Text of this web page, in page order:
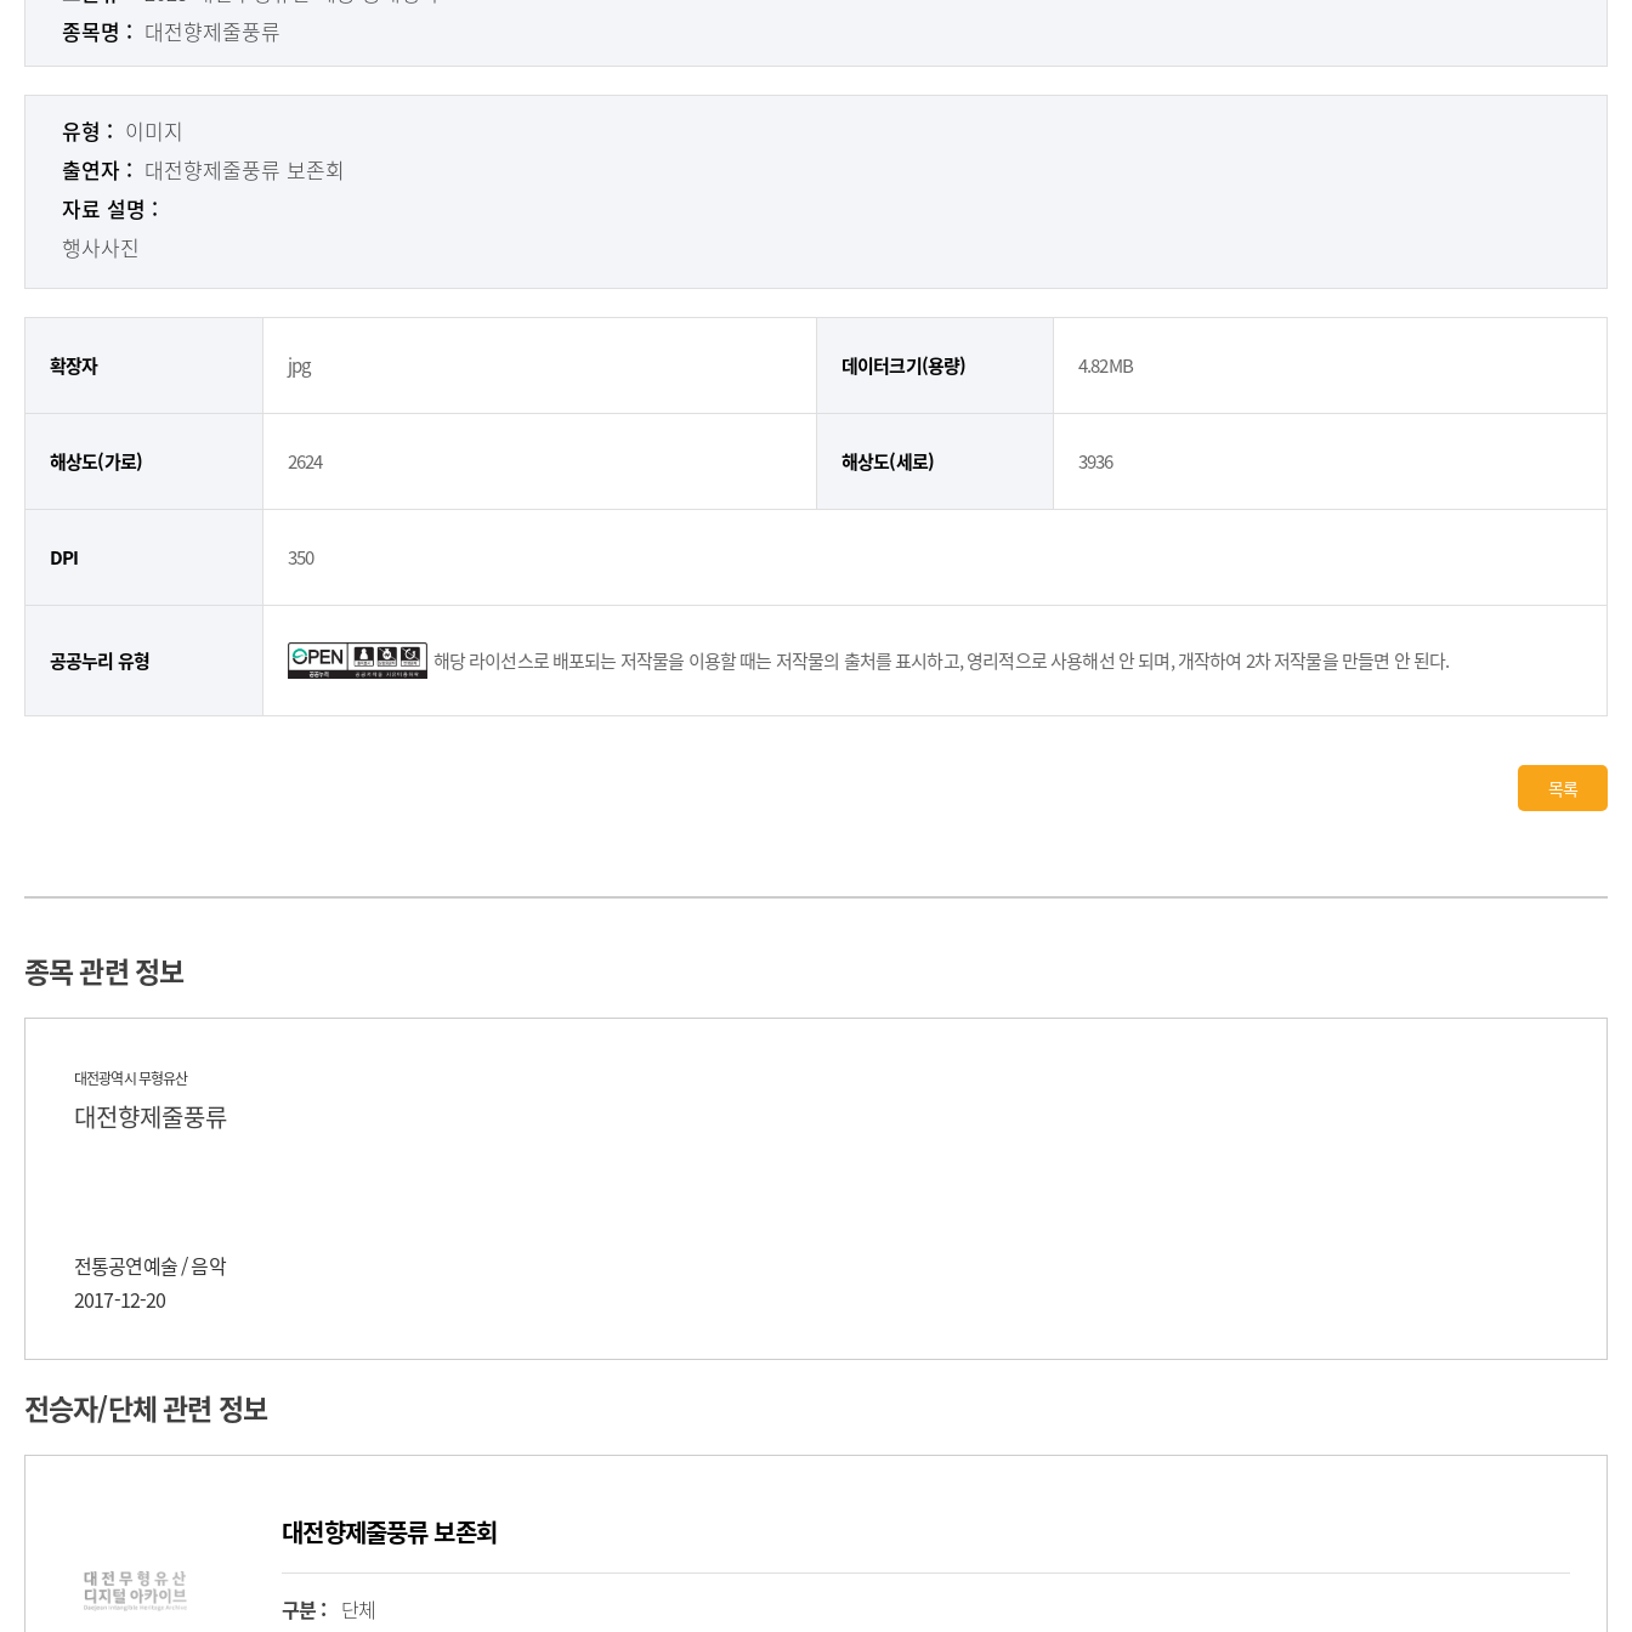
종목명 : 대전향제줄풍류
유형 : 이미지
출연자 : 대전향제줄풍류 보존회
자료 설명 :
행사사진
확장자 jpg 데이터크기(용량) 4.82MB
해상도(가로) 2624 해상도(세로) 3936
DPI 350
공공누리 유형 해당 라이선스로 배포되는 저작물을 이용할 때는 저작물의 출처를 표시하고, 영리적으로 사용해선 안 되며, 개작하여 2차 저작물을 만들면 안 된다.
목록
종목 관련 정보
대전광역시 무형유산
대전향제줄풍류
전통공연예술 / 음악
2017-12-20
전승자/단체 관련 정보
대전향제줄풍류 보존회
구분 : 단체